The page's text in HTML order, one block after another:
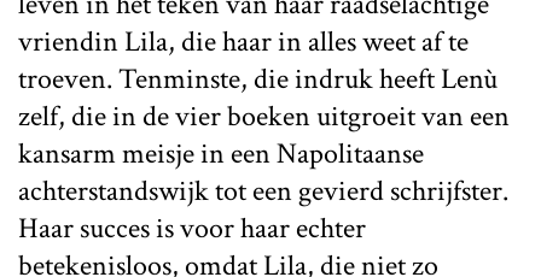
vriendin Lila, die haar in alles weet af te
troeven. Tenminste, die indruk heeft Lenù
zelf, die in de vier boeken uitgroeit van een
kansarm meisje in een Napolitaanse
achterstandswijk tot een gevierd schrijfster.
Haar succes is voor haar echter
betekenisloos, omdat Lila, die niet zo